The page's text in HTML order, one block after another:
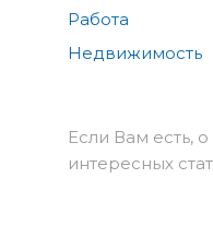
Работа
Недвижимость
Если Вам есть,
интересных